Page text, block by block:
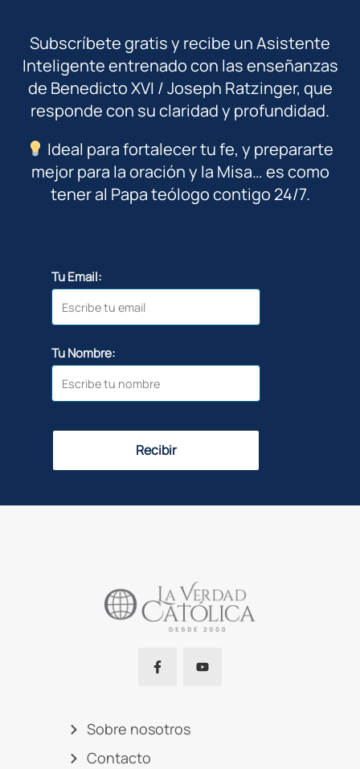
Subscríbete gratis y recibe un Asistente
Inteligente entrenado con las enseñanzas
de Benedicto XVI / Joseph Ratzinger, que
responde con su claridad y profundidad.
Ideal para fortalecer tu fe, y prepararte
mejor para la oración y la Misa… es como
tener al Papa teólogo contigo 24/7.
Tu Email:
Tu Nombre:
Recibir
Sobre nosotros
Contacto